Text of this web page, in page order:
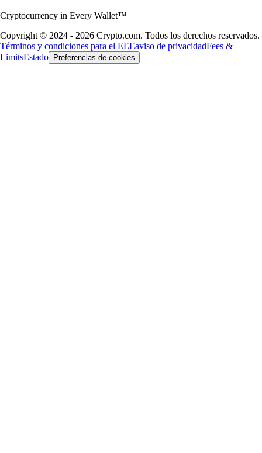
Cryptocurrency in Every Wallet™
Copyright © 2024 - 2026 Crypto.com. Todos los derechos reservados.
Términos y condiciones para el EEEaviso de privacidadFees &
LimitsEstado Preferencias de cookies